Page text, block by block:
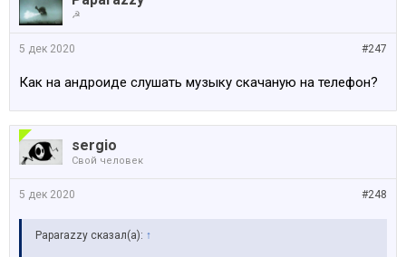
☭
#247
5 дек 2020
Как на андроиде слушать музыку скачаную на телефон?
sergio
Свой человек
#248
5 дек 2020
Paparazzy сказал(а): ↑